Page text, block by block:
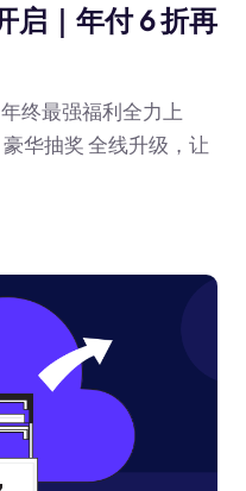
启｜年付 6 折再
终最强福利全力上
华抽奖 全线升级，让